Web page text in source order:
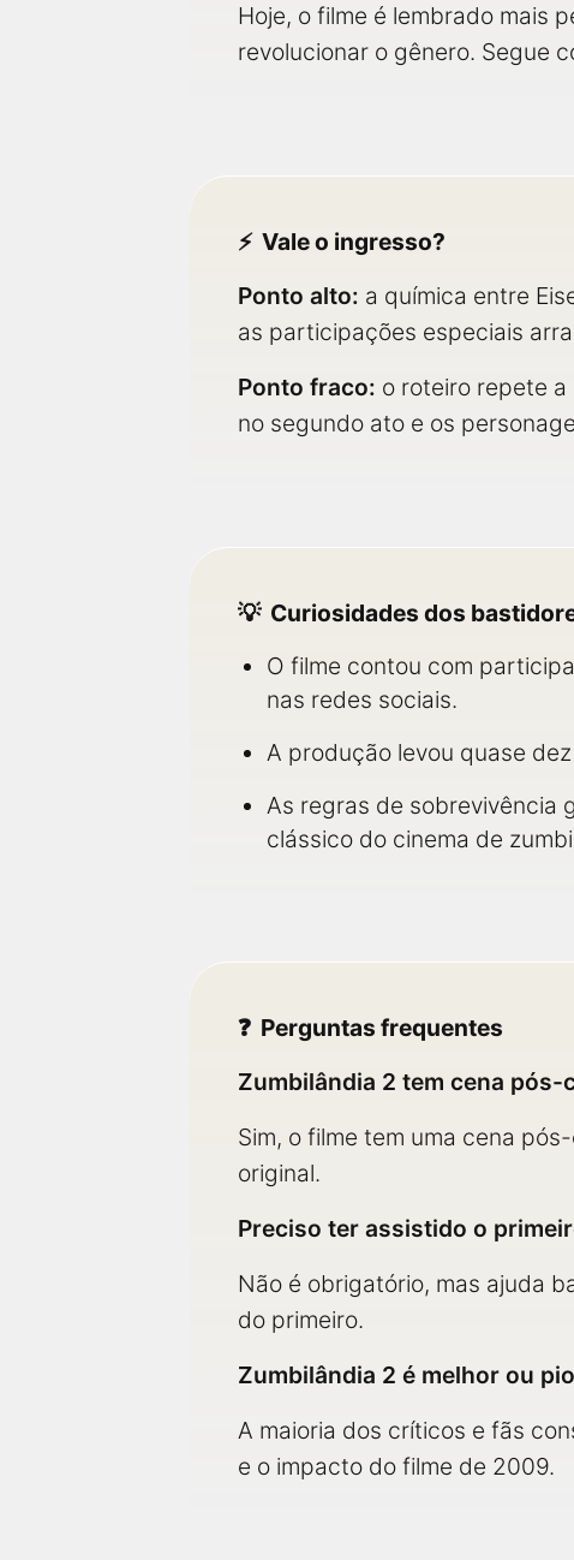
Hoje, o filme é lembrado mais
revolucionar o gênero. Segue
Vale o ingresso?
Ponto alto: a química entre
as participações especiais
Ponto fraco: o roteiro repete a
no segundo ato e os
Curiosidades dos
O filme contou com
nas redes sociais.
A produção levou quase
As regras de sobrevivência
clássico do cinema de
Perguntas frequentes
Zumbilândia 2 tem cena pós-
Sim, o filme tem uma cena
original.
Preciso ter assistido o
Não é obrigatório, mas ajuda
do primeiro.
Zumbilândia 2 é melhor ou
A maioria dos críticos e fãs
e o impacto do filme de 2009.